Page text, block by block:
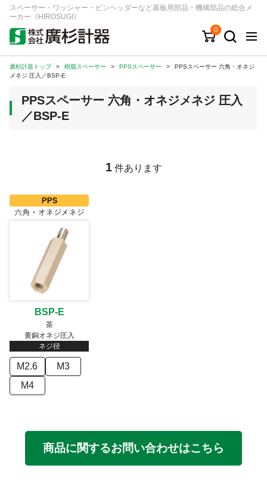
スペーサー・ワッシャー・ピンヘッダーなど基板用部品・機構部品の総合メ
ーカー《HIROSUGI》
0
キーワード 品番/シリーズ
商品カテゴリから探す
ジャンルから探す
注文・見積りについて
ご利用ガイド
お問い合わせ窓口
会社情報
廣杉計器トップ > 樹脂スペーサー > PPSスペーサー >
PPSスペーサー 六角・オネジ
メネジ 圧入／BSP-E
PPSスペーサー 六角・オネジメネジ 圧入
／BSP-E
1 件あります
BSP-E
茶
黄銅オネジ圧入
ネジ径
M2.6
M3
M4
商品に関するお問い合わせはこちら